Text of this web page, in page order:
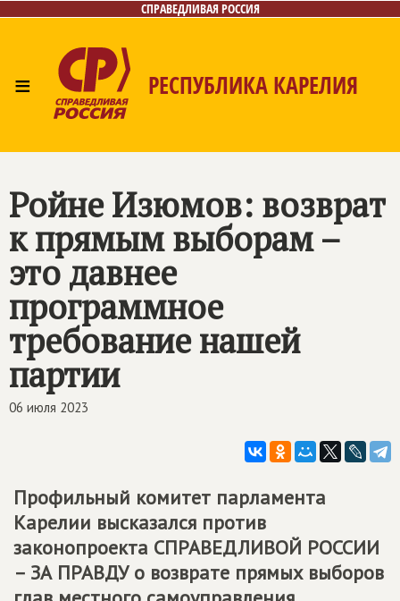
СПРАВЕДЛИВАЯ РОССИЯ
≡ РЕСПУБЛИКА КАРЕЛИЯ
Ройне Изюмов: возврат
к прямым выборам –
это давнее
программное
требование нашей
партии
06 июля 2023
Профильный комитет парламента
Карелии высказался против
законопроекта СПРАВЕДЛИВОЙ РОССИИ
– ЗА ПРАВДУо возврате прямых выборов